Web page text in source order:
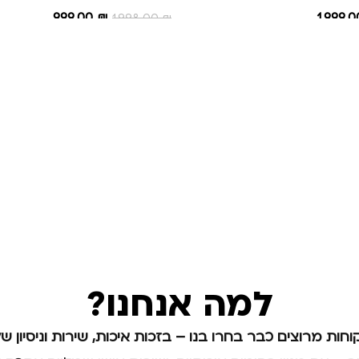
1,998.00₪
999.00 ₪
למה אנחנו?
מרוצים כבר בחרו בנו – בזכות איכות, שירות וניסיון